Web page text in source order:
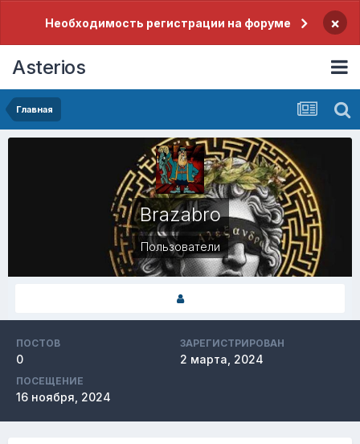
Необходимость регистрации на форуме ×
Asterios
Главная
Brazabro
Пользователи
ПОСТОВ
0
ЗАРЕГИСТРИРОВАН
2 марта, 2024
ПОСЕЩЕНИЕ
16 ноября, 2024